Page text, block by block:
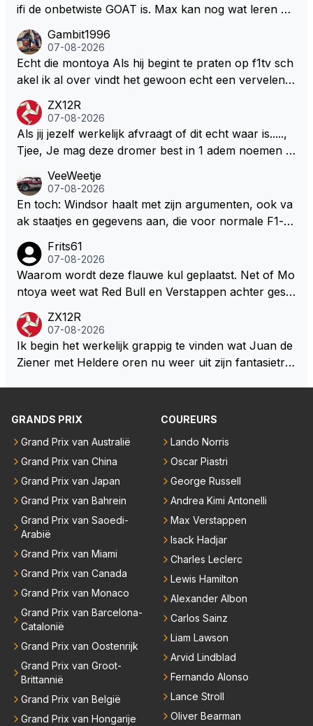
ifi de onbetwiste GOAT is. Max kan nog wat leren va
milton, hahahaha. Latifi pakt ze allemaal met de oge
n dicht met als onbetwiste nummer 2 of GOATINES
S Lawson natuurlijk 😂😂😂😂😂
Gambit1996
07-08-2026
Echt die montoya Als hij begint te praten op f1tv sch
akel ik al over vindt het gewoon echt een vervelend
weet 🤮🤮
ZX12R
07-08-2026
Als jij jezelf werkelijk afvraagt of dit echt waar is.....,
Tjee, Je mag deze dromer best in 1 adem noemen m
aar voordragen uit eigen geest. Kan mij voorstellen d
at je het leuk vindt sprookjes te luisteren maar heb jij
jezelf dan ook wel eens afgevraagd of de dappere b
ze wolff gesneden heeft?
VeeWeetje
07-08-2026
En toch: Windsor haalt met zijn argumenten, ook va
ak staatjes en gegevens aan, die voor normale F1-fa
okies made of your own dough" 🤣
Frits61
07-08-2026
Waarom wordt deze flauwe kul geplaatst. Net of Mo
ntoya weet wat Red Bull en Verstappen achter geslo
ZX12R
07-08-2026
Ik begin het werkelijk grappig te vinden wat Juan de
Ziener met Heldere oren nu weer uit zijn fantasietro
Team Verstappen...., Praten doet ie in iedergeval ma
GRANDS PRIX
Grand Prix van Australië
Grand Prix van China
Grand Prix van Japan
Grand Prix van Bahrein
Grand Prix van Saoedi-
Arabië
Grand Prix van Miami
Grand Prix van Canada
Grand Prix van Monaco
Grand Prix van Barcelona-
Catalonië
Grand Prix van Oostenrijk
Grand Prix van Groot-
Brittannië
Grand Prix van België
Grand Prix van Hongarije
COUREURS
Lando Norris
Oscar Piastri
George Russell
Andrea Kimi Antonelli
Max Verstappen
Isack Hadjar
Charles Leclerc
Lewis Hamilton
Alexander Albon
Carlos Sainz
Liam Lawson
Arvid Lindblad
Fernando Alonso
Lance Stroll
Oliver Bearman